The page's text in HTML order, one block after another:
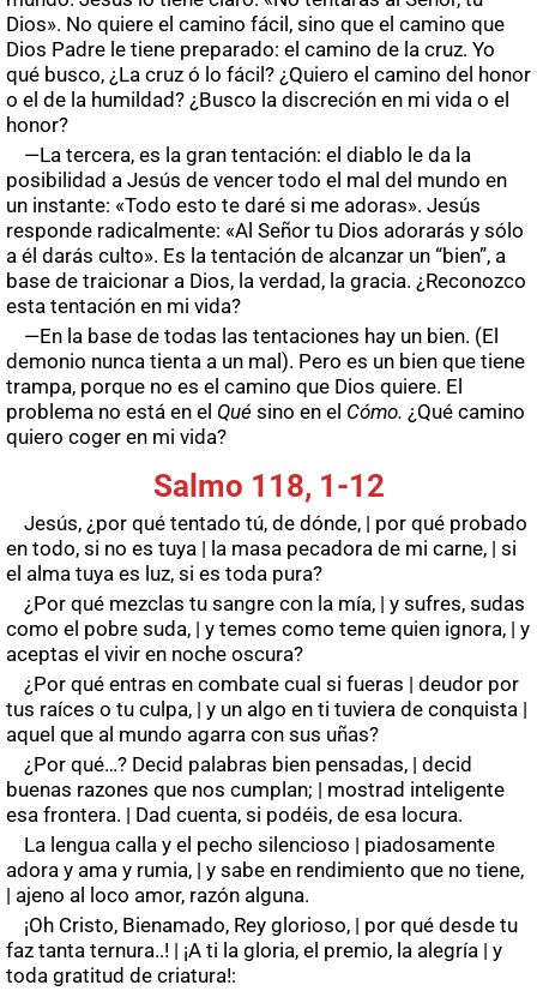
Dios». No quiere el camino fácil, sino que el camino que
Dios Padre le tiene preparado: el camino de la cruz. Yo
qué busco, ¿La cruz ó lo fácil? ¿Quiero el camino del honor
o el de la humildad? ¿Busco la discreción en mi vida o el
honor?
—La tercera, es la gran tentación: el diablo le da la
posibilidad a Jesús de vencer todo el mal del mundo en
un instante: «Todo esto te daré si me adoras». Jesús
responde radicalmente: «Al Señor tu Dios adorarás y sólo
a él darás culto». Es la tentación de alcanzar un “bien”, a
base de traicionar a Dios, la verdad, la gracia. ¿Reconozco
esta tentación en mi vida?
—En la base de todas las tentaciones hay un bien. (El
demonio nunca tienta a un mal). Pero es un bien que tiene
trampa, porque no es el camino que Dios quiere. El
problema no está en el Qué sino en el Cómo. ¿Qué camino
quiero coger en mi vida?
Salmo 118, 1-12
Jesús, ¿por qué tentado tú, de dónde, | por qué probado
en todo, si no es tuya | la masa pecadora de mi carne, | si
el alma tuya es luz, si es toda pura?
¿Por qué mezclas tu sangre con la mía, | y sufres, sudas
como el pobre suda, | y temes como teme quien ignora, | y
aceptas el vivir en noche oscura?
¿Por qué entras en combate cual si fueras | deudor por
tus raíces o tu culpa, | y un algo en ti tuviera de conquista |
aquel que al mundo agarra con sus uñas?
¿Por qué…? Decid palabras bien pensadas, | decid
buenas razones que nos cumplan; | mostrad inteligente
esa frontera. | Dad cuenta, si podéis, de esa locura.
La lengua calla y el pecho silencioso | piadosamente
adora y ama y rumia, | y sabe en rendimiento que no tiene,
| ajeno al loco amor, razón alguna.
¡Oh Cristo, Bienamado, Rey glorioso, | por qué desde tu
faz tanta ternura..! | ¡A ti la gloria, el premio, la alegría | y
toda gratitud de criatura!: